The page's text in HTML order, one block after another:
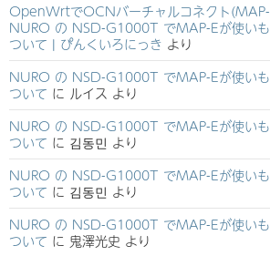
OpenWrtでOCNバーチャルコネクト
NURO の NSD-G1000T でMAP-Eが使いも
ついて | ぴんくいろにっき より
NURO の NSD-G1000T でMAP-Eが使いも
ついて に ルイス より
NURO の NSD-G1000T でMAP-Eが使いも
ついて に 김동민 より
NURO の NSD-G1000T でMAP-Eが使いも
ついて に 김동민 より
NURO の NSD-G1000T でMAP-Eが使いも
ついて に 鬼澤光史 より